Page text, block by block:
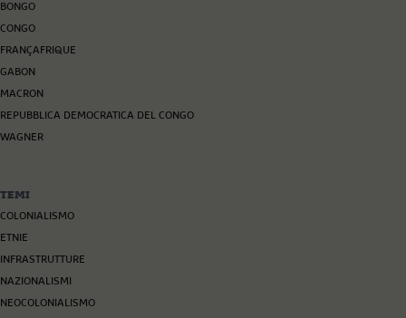
BONGO
CONGO
FRANÇAFRIQUE
GABON
MACRON
REPUBBLICA DEMOCRATICA DEL CONGO
WAGNER
TEMI
COLONIALISMO
ETNIE
INFRASTRUTTURE
NAZIONALISMI
NEOCOLONIALISMO